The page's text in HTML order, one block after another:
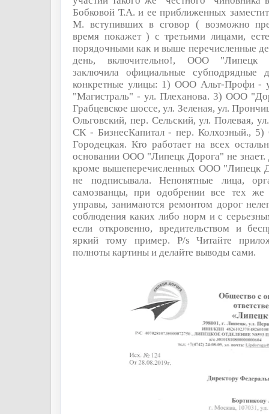
Бобковой Т.А. и ее приближенных
М. вступивших в сговор ( возможно
время покажет ) с третьими лицами,
порядочными как и выше перечисленные
день, включительно!, ООО "Липецк
заключила официальные субподрядные
конкретные улицы: 1) ООО Альт-Профи -
"Магистраль" - ул. Плеханова. 3) ООО
Грабцевское шоссе, ул. Зеленая, ул.
Ольговский, пер. Сельский, ул. Полевая,
СК - БизнесКапитал - пер. Колхозный.,
Городецкая. Кто работает на всех
основании ООО "Липецк Дорога" не знает.
кроме вышеперечисленных ООО "Липецк
не подписывала. Непонятные лица,
самозванцы, при одобрении все тех же
управы, занимаются ремонтом дорог
соблюдения каких либо норм и с
если откровенно, вредительством и
яркий тому пример. P/s Читайте
полноты картины и делайте выводы сами.